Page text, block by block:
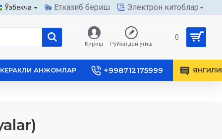
Ўзбекча Етказиб бериш Электрон китоблар
Кириш Рўйхатдан ўтиш
0
КЕРАКЛИ АНЖОМЛАР +998712175999